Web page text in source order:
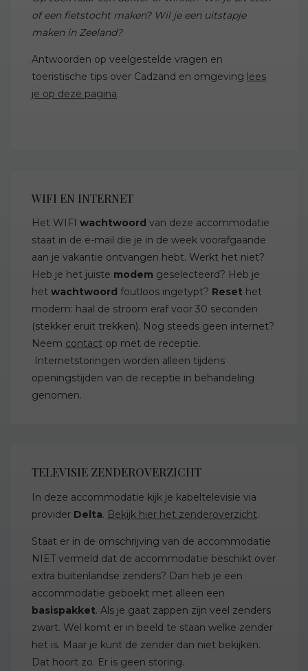
of een fietstocht maken? Wil je een uitstapje
maken in Zeeland?
Antwoorden op veelgestelde vragen en
toeristische tips over Cadzand en omgeving lees
je op deze pagina.
WIFI EN INTERNET
Het WIFI wachtwoord van deze accommodatie
staat in de e-mail die je in de week voorafgaande
aan je vakantie ontvangen hebt. Werkt het niet?
Heb je het juiste modem geselecteerd? Heb je
het wachtwoord foutloos ingetypt? Reset het
modem: haal de stroom eraf voor 30 seconden
(stekker eruit trekken). Nog steeds geen internet?
Neem contact op met de receptie.
Internetstoringen worden alleen tijdens
openingstijden van de receptie in behandeling
genomen.
TELEVISIE ZENDEROVERZICHT
In deze accommodatie kijk je kabeltelevisie via
provider Delta. Bekijk hier het zenderoverzicht.
Staat er in de omschrijving van de accommodatie
NIET vermeld dat de accommodatie beschikt over
extra buitenlandse zenders? Dan heb je een
accommodatie geboekt met alleen een
basispakket. Als je gaat zappen zijn veel zenders
zwart. Wel komt er in beeld te staan welke zender
het is. Maar je kunt de zender dan niet bekijken.
Dat hoort zo. Er is geen storing.